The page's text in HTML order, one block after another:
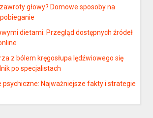
głowy? Domowe sposoby na
dietami: Przegląd dostępnych źródeł
z bólem kręgosłupa lędźwiowego się
po specjalistach
psychiczne: Najważniejsze fakty i strategie